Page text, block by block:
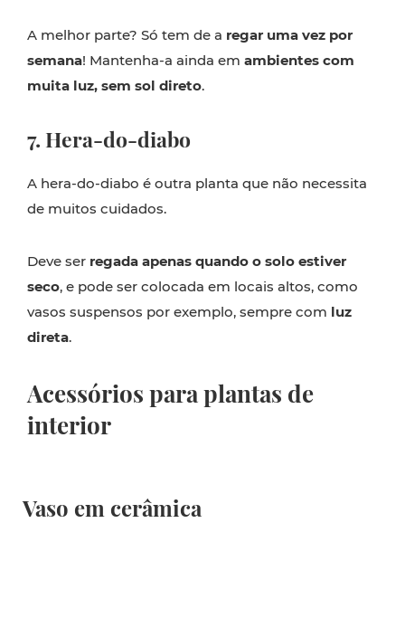
A melhor parte? Só tem de a regar uma vez por
semana! Mantenha-a ainda em ambientes com
muita luz, sem sol direto.
7. Hera-do-diabo
A hera-do-diabo é outra planta que não necessita
de muitos cuidados.
Deve ser regada apenas quando o solo estiver
seco, e pode ser colocada em locais altos, como
vasos suspensos por exemplo, sempre com luz
direta.
Acessórios para plantas de
interior
Vaso em cerâmica